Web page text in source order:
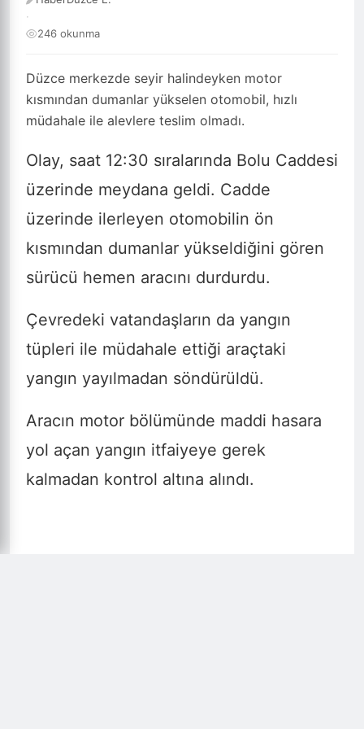
Düzce merkezde seyir halindeyken motor
kısmından dumanlar yükselen otomobil, hızlı
müdahale ile alevlere teslim olmadı.
·
246 okunma
Olay, saat 12:30 sıralarında Bolu Caddesi
üzerinde meydana geldi. Cadde
üzerinde ilerleyen otomobilin ön
kısmından dumanlar yükseldiğini gören
sürücü hemen aracını durdurdu.
Çevredeki vatandaşların da yangın
tüpleri ile müdahale ettiği araçtaki
yangın yayılmadan söndürüldü.
Aracın motor bölümünde maddi hasara
yol açan yangın itfaiyeye gerek
kalmadan kontrol altına alındı.